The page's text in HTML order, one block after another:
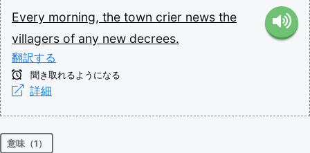
Every morning, the town crier news the
villagers of any new decrees.
翻訳する
聞き取れるようになる
詳細
意味（1）